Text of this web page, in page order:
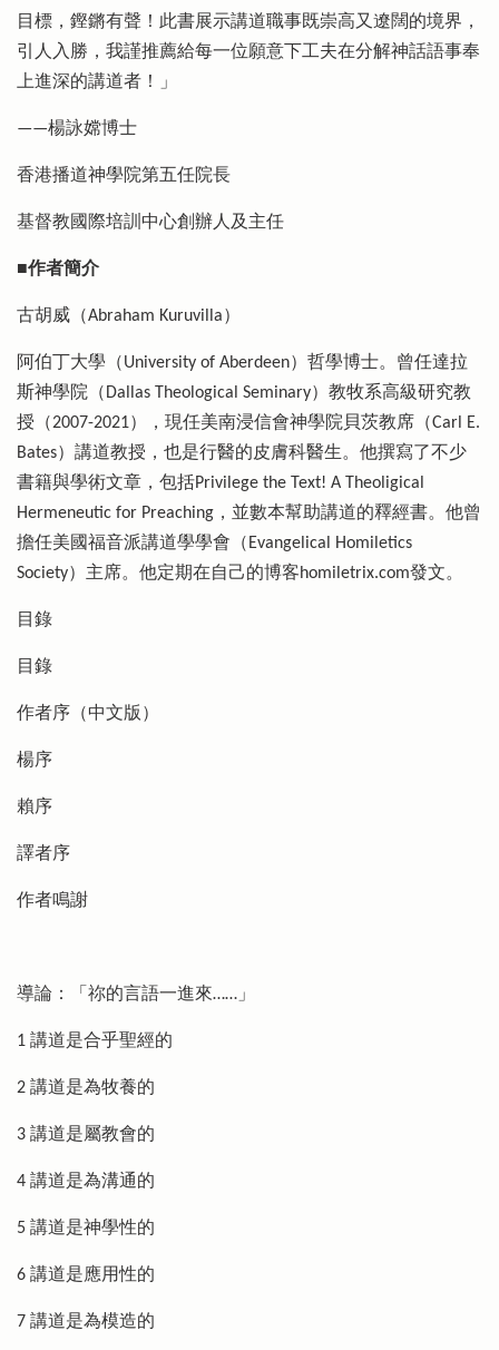
目標，鏗鏘有聲！此書展示講道職事既崇高又遼闊的境界，
引人入勝，我謹推薦給每一位願意下工夫在分解神話語事奉
上進深的講道者！」
——楊詠嫦博士
香港播道神學院第五任院長
基督教國際培訓中心創辦人及主任
■作者簡介
古胡威（Abraham Kuruvilla）
阿伯丁大學（University of Aberdeen）哲學博士。曾任達拉
斯神學院（Dallas Theological Seminary）教牧系高級研究教
授（2007-2021），現任美南浸信會神學院貝茨教席（Carl E.
Bates）講道教授，也是行醫的皮膚科醫生。他撰寫了不少
書籍與學術文章，包括Privilege the Text! A Theoligical
Hermeneutic for Preaching，並數本幫助講道的釋經書。他曾
擔任美國福音派講道學學會（Evangelical Homiletics
Society）主席。他定期在自己的博客homiletrix.com發文。
目錄
目錄
作者序（中文版）
楊序
賴序
譯者序
作者鳴謝
導論：「祢的言語一進來……」
1 講道是合乎聖經的
2 講道是為牧養的
3 講道是屬教會的
4 講道是為溝通的
5 講道是神學性的
6 講道是應用性的
7 講道是為模造的